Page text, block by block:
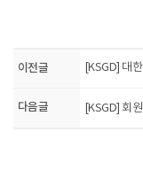
이전글 [KSGD] 대
다음글 [KSGD] 회